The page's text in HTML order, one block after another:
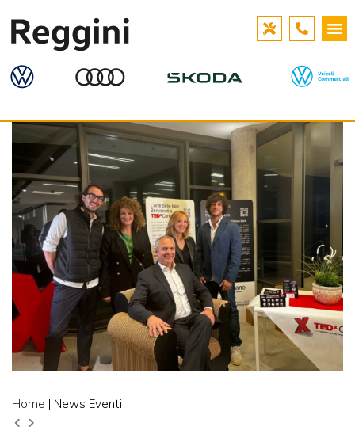
Home | News Eventi